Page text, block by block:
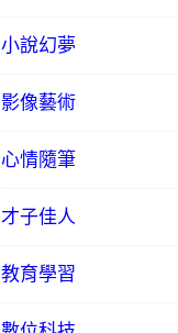
小說幻夢
影像藝術
心情隨筆
才子佳人
教育學習